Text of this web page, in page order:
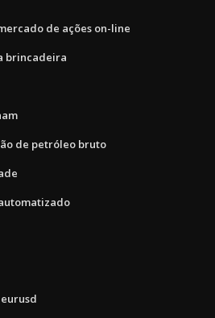
de ações on-line
brincadeira
de petróleo bruto